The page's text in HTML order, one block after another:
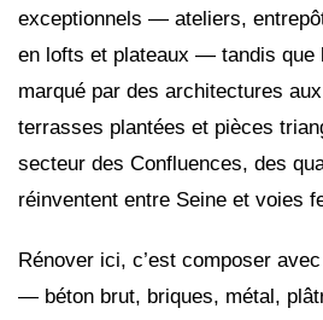
exceptionnels — ateliers,
en lofts et plateaux — tandis que
marqué par des architectures
terrasses plantées et pièces
secteur des Confluences, des
réinventent entre Seine et voies
Rénover ici, c’est composer
— béton brut, briques, métal,